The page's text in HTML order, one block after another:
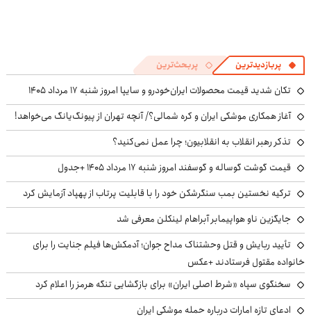
پربازدیدترین پربحث‌ترین
تکان شدید قیمت محصولات ایران‌خودرو و سایپا امروز شنبه ۱۷ مرداد ۱۴۰۵
آغاز همکاری موشکی ایران و کره شمالی؟/ آنچه تهران از پیونگ‌یانگ می‌خواهد!
تذکر رهبر انقلاب به انقلابیون؛ چرا عمل نمی‌کنید؟
قیمت گوشت گوساله و گوسفند امروز شنبه ۱۷ مرداد ۱۴۰۵ +جدول
ترکیه نخستین بمب سنگرشکن خود را با قابلیت پرتاب از پهپاد آزمایش کرد
جایگزین ناو هواپیمابر آبراهام لینکلن معرفی شد
تأیید ربایش و قتل وحشتناک مداح جوان؛ آدمکش‌ها فیلم جنایت را برای
خانواده مقتول فرستادند +عکس
سخنگوی سپاه «شرط اصلی ایران» برای بازگشایی تنگه هرمز را اعلام کرد
ادعای تازه امارات درباره حمله موشکی ایران